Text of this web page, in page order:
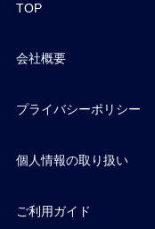
TOP
会社概要
プライバシーポリシー
個人情報の取り扱い
ご利用ガイド